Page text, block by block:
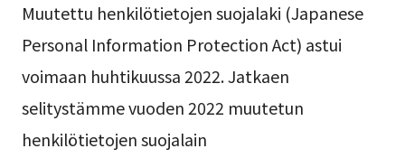
Muutettu henkilötietojen suojalaki (Japanese
Personal Information Protection Act) astui
voimaan huhtikuussa 2022. Jatkaen
selitystämme vuoden 2022 muutetun
henkilötietojen suojalain